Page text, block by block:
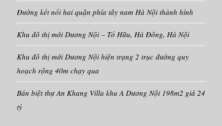
Đường kết nối hai quận phía tây nam Hà Nội thành hình
Khu đô thị mới Dương Nội – Tố Hữu, Hà Đông, Hà Nội
Khu đô thị mới Dương Nội hiện trạng 2 trục đường quy
hoạch rộng 40m chạy qua
Bán biệt thự An Khang Villa khu A Dương Nội 198m2 giá 24
tỷ